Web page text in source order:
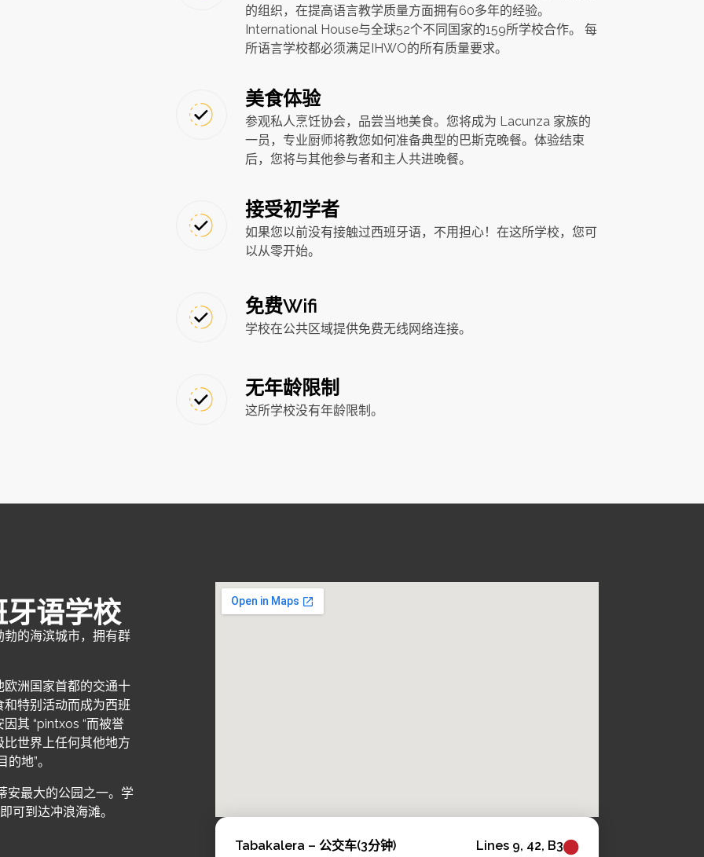
的组织，在提高语言教学质量方面拥有60多年的经验。
International House与全球52个不同国家的159所学校合作。 每
所语言学校都必须满足IHWO的所有质量要求。
美食体验
参观私人烹饪协会，品尝当地美食。您将成为 Lacunza 家族的
一员，专业厨师将教您如何准备典型的巴斯克晚餐。体验结束
后，您将与其他参与者和主人共进晚餐。
接受初学者
如果您以前没有接触过西班牙语，不用担心！在这所学校，您可
以从零开始。
免费Wifi
学校在公共区域提供免费无线网络连接。
无年龄限制
这所学校没有年龄限制。
语学校
的海滨城市，拥有群
洲国家首都的交通十
特别活动而成为西班
其 “pintxos “而被誉
世界上任何其他地方
地”。
安最大的公园之一。学
可到达冲浪海滩。
Tabakalera – 公交车(3分钟) Lines 9, 42, B3